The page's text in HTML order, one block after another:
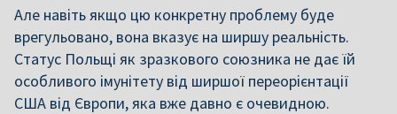
Але навіть якщо цю конкретну проблему буде
врегульовано, вона вказує на ширшу реальність.
Статус Польщі як зразкового союзника не дає їй
особливого імунітету від ширшої переорієнтації
США від Європи, яка вже давно є очевидною.